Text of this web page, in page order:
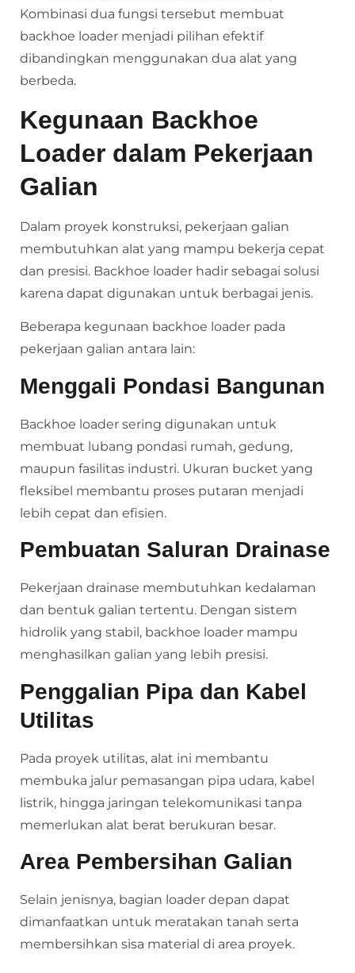
Kombinasi dua fungsi tersebut membuat
backhoe loader menjadi pilihan efektif
dibandingkan menggunakan dua alat yang
berbeda.
Kegunaan Backhoe
Loader dalam Pekerjaan
Galian
Dalam proyek konstruksi, pekerjaan galian
membutuhkan alat yang mampu bekerja cepat
dan presisi. Backhoe loader hadir sebagai solusi
karena dapat digunakan untuk berbagai jenis.
Beberapa kegunaan backhoe loader pada
pekerjaan galian antara lain:
Menggali Pondasi Bangunan
Backhoe loader sering digunakan untuk
membuat lubang pondasi rumah, gedung,
maupun fasilitas industri. Ukuran bucket yang
fleksibel membantu proses putaran menjadi
lebih cepat dan efisien.
Pembuatan Saluran Drainase
Pekerjaan drainase membutuhkan kedalaman
dan bentuk galian tertentu. Dengan sistem
hidrolik yang stabil, backhoe loader mampu
menghasilkan galian yang lebih presisi.
Penggalian Pipa dan Kabel
Utilitas
Pada proyek utilitas, alat ini membantu
membuka jalur pemasangan pipa udara, kabel
listrik, hingga jaringan telekomunikasi tanpa
memerlukan alat berat berukuran besar.
Area Pembersihan Galian
Selain jenisnya, bagian loader depan dapat
dimanfaatkan untuk meratakan tanah serta
membersihkan sisa material di area proyek.